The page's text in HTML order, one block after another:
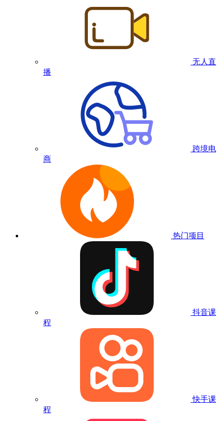
无人直
播
跨境电
商
热门项目
抖音课
程
快手课
程